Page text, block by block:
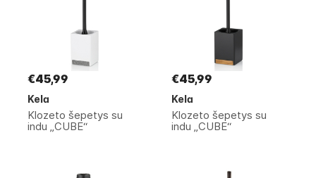
€45,99
Kela
Klozeto šepetys su
indu „CUBE“
€45,99
Kela
Klozeto šepetys su
indu „CUBE“